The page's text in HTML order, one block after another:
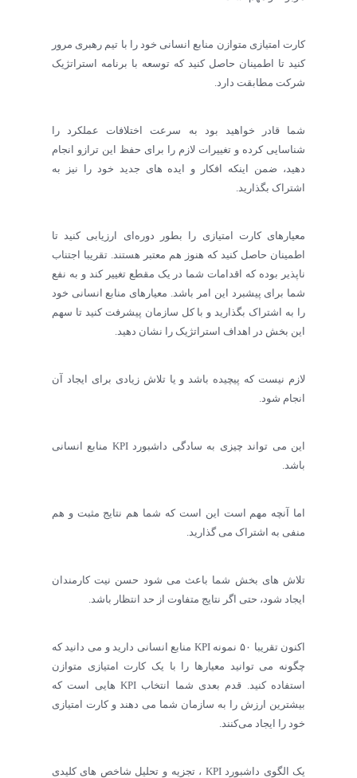
کارت امتیازی متوازن منابع انسانی خود را با تیم رهبری مرور
کنید تا اطمینان حاصل کنید که توسعه با برنامه استراتژیک
شرکت مطابقت دارد.
شما قادر خواهید بود به سرعت اختلافات عملکرد را
شناسایی کرده و تغییرات لازم را برای حفظ این ترازو انجام
دهید، ضمن اینکه افکار و ایده های جدید خود را نیز به
اشتراک بگذارید.
معیارهای کارت امتیازی را بطور دوره‌ای ارزیابی کنید تا
اطمینان حاصل کنید که هنوز هم معتبر هستند. تقریبا اجتناب
ناپذیر بوده که اقدامات شما در یک مقطع تغییر کند و به نفع
شما برای پیشبرد این امر باشد. معیارهای منابع انسانی خود
را به اشتراک بگذارید و با کل سازمان پیشرفت کنید تا سهم
این بخش در اهداف استراتژیک را نشان دهید.
لازم نیست که پیچیده باشد و یا تلاش زیادی برای ایجاد آن
انجام شود.
این می تواند چیزی به سادگی داشبورد KPI منابع انسانی
باشد.
اما آنچه مهم است این است که شما هم نتایج مثبت و هم
منفی به اشتراک می گذارید.
تلاش های بخش شما باعث می شود حسن نیت کارمندان
ایجاد شود، حتی اگر نتایج متفاوت از حد انتظار باشد.
اکنون تقریبا ۵۰ نمونه KPI منابع انسانی دارید و می دانید که
چگونه می توانید معیارها را با یک کارت امتیازی متوازن
استفاده کنید. قدم بعدی شما انتخاب KPI هایی است که
بیشترین ارزش را به سازمان شما می دهند و کارت امتیازی
خود را ایجاد می‌کنند.
یک الگوی داشبورد KPI ، تجزیه و تحلیل شاخص های کلیدی